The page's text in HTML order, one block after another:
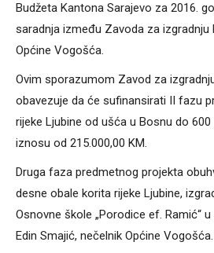
Budžeta Kantona Sarajevo za 2016.
saradnja između Zavoda za izgradnju
Općine Vogošća.
Ovim sporazumom Zavod za
obavezuje da će sufinansirati II fazu
rijeke Ljubine od ušća u Bosnu do
iznosu od 215.000,00 KM.
Druga faza predmetnog projekta
desne obale korita rijeke Ljubine,
Osnovne škole „Porodice ef. Ramić“
Edin Smajić, nečelnik Općine Vogošća.